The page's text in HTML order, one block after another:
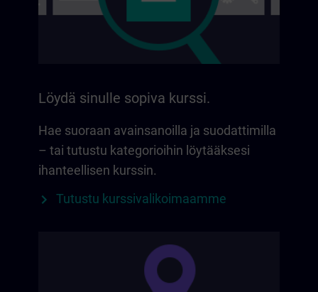
Löydä sinulle sopiva kurssi.
Hae suoraan avainsanoilla ja suodattimilla
– tai tutustu kategorioihin löytääksesi
ihanteellisen kurssin.
Tutustu kurssivalikoimaamme